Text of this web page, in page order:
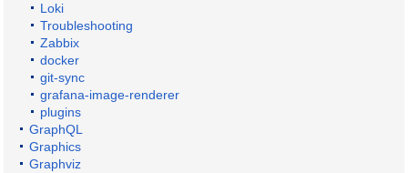
Loki
Troubleshooting
Zabbix
docker
git-sync
grafana-image-renderer
plugins
GraphQL
Graphics
Graphviz